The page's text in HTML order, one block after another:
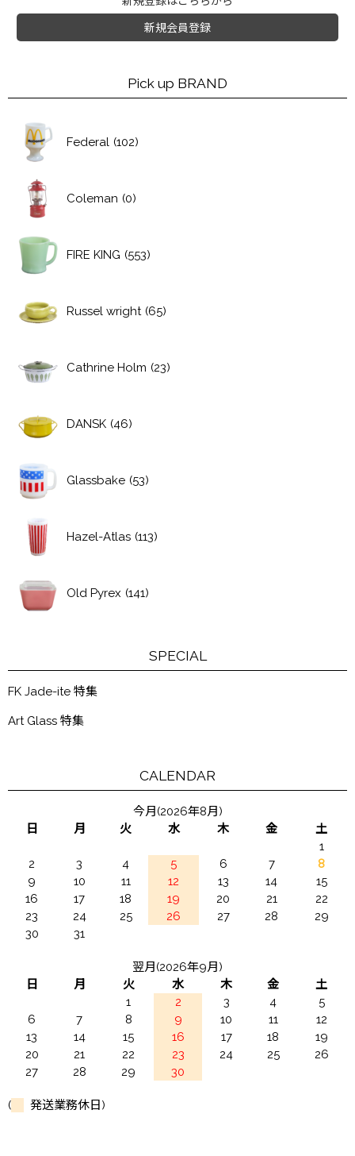
新規会員登録
Pick up BRAND
Federal (102)
Coleman (0)
FIRE KING (553)
Russel wright (65)
Cathrine Holm (23)
DANSK (46)
Glassbake (53)
Hazel-Atlas (113)
Old Pyrex (141)
SPECIAL
FK Jade-ite 特集
Art Glass 特集
CALENDAR
今月(2026年8月)
日
月 火 水 木 金
土
1
2
3 4 5 6 7
8
9
10 11 12 13 14
15
16
17 18 19 20 21
22
23
24 25 26 27 28
29
30
31
翌月(2026年9月)
日
月 火 水 木 金
土
1
2 3 4
5
6
7 8 9 10 11
12
13
14 15 16 17 18
19
20
21 22 23 24 25
26
27
28 29 30
( 発送業務休日)